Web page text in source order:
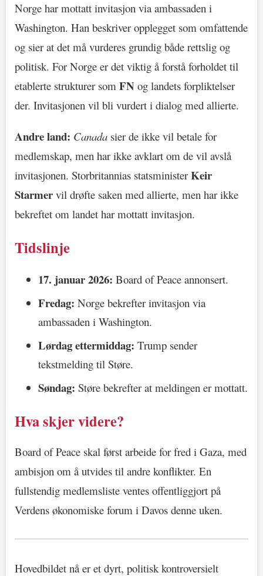
Norge har mottatt invitasjon via ambassaden i
Washington. Han beskriver opplegget som omfattende
og sier at det må vurderes grundig både rettslig og
politisk. For Norge er det viktig å forstå forholdet til
etablerte strukturer som FN og landets forpliktelser
der. Invitasjonen vil bli vurdert i dialog med allierte.
Andre land: Canada sier de ikke vil betale for
medlemskap, men har ikke avklart om de vil avslå
invitasjonen. Storbritannias statsministerKeir
Starmer vil drøfte saken med allierte, men har ikke
bekreftet om landet har mottatt invitasjon.
Tidslinje
17. januar 2026: Board of Peace annonsert.
Fredag: Norge bekrefter invitasjon via
ambassaden i Washington.
Lørdag ettermiddag: Trump sender
tekstmelding til Støre.
Søndag: Støre bekrefter at meldingen er mottatt.
Hva skjer videre?
Board of Peace skal først arbeide for fred i Gaza, med
ambisjon om å utvides til andre konflikter. En
fullstendig medlemsliste ventes offentliggjort på
Verdens økonomiske forum i Davos denne uken.
Hovedbildet nå er et dyrt, politisk kontroversielt